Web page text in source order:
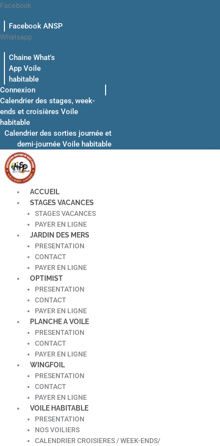
Aller
contenu
Facebook
Facebook ANSP
Whatsapp
Chaine What's
App Voile
habitable
Connexion
Calendrier des stages, week-
ends et croisières Voile
habitable
Calendrier des sorties journée et
demi-journée Voile habitable
ACCUEIL
STAGES VACANCES
STAGES VACANCES
PAYER EN LIGNE
JARDIN DES MERS
PRESENTATION
CONTACT
PAYER EN LIGNE
OPTIMIST
PRESENTATION
CONTACT
PAYER EN LIGNE
PLANCHE A VOILE
PRESENTATION
CONTACT
PAYER EN LIGNE
WINGFOIL
PRESENTATION
CONTACT
PAYER EN LIGNE
VOILE HABITABLE
PRESENTATION
NOS VOILIERS
CALENDRIER CROISIERES / WEEK-ENDS/